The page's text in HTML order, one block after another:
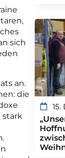
sich
an.
die
stark